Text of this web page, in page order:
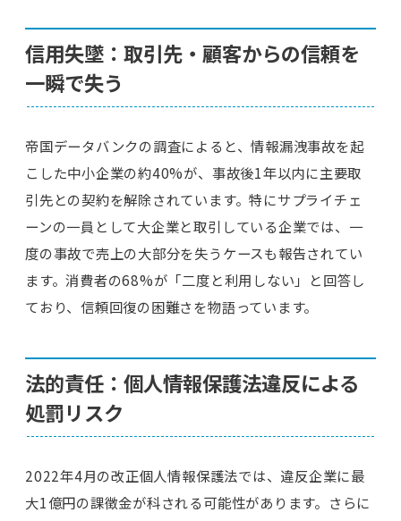
信用失墜：取引先・顧客からの信頼を
一瞬で失う
帝国データバンクの調査によると、情報漏洩事故を起
こした中小企業の約40%が、事故後1年以内に主要取
引先との契約を解除されています。特にサプライチェ
ーンの一員として大企業と取引している企業では、一
度の事故で売上の大部分を失うケースも報告されてい
ます。消費者の68%が「二度と利用しない」と回答し
ており、信頼回復の困難さを物語っています。
法的責任：個人情報保護法違反による
処罰リスク
2022年4月の改正個人情報保護法では、違反企業に最
大1億円の課徴金が科される可能性があります。さらに